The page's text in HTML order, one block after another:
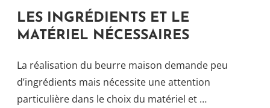
LES INGRÉDIENTS ET LE
MATÉRIEL NÉCESSAIRES
La réalisation du beurre maison demande peu
d’ingrédients mais nécessite une attention
particulière dans le choix du matériel et …